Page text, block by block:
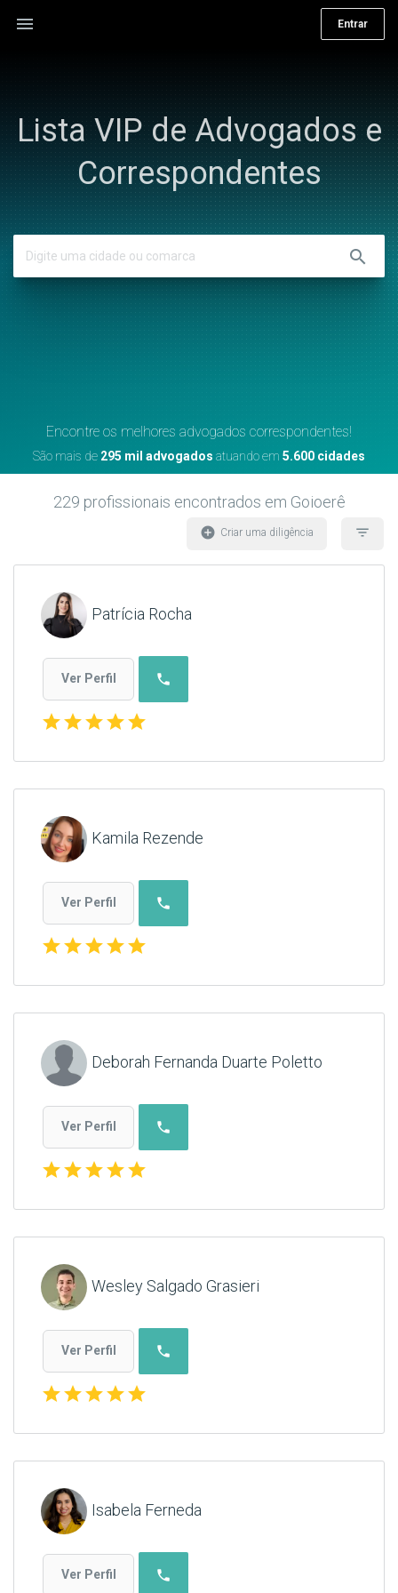
menu Entrar
Lista VIP de Advogados e
Correspondentes
search
Encontre os melhores advogados correspondentes!
São mais de 295 mil advogados atuando em 5.600 cidades
229 profissionais encontrados em Goioerê
filter_list
add_circle Criar uma diligência
Patrícia Rocha
Ver Perfil phone
starstarstarstarstar
Kamila Rezende
Ver Perfil phone
starstarstarstarstar
Deborah Fernanda Duarte Poletto
Ver Perfil phone
starstarstarstarstar
Wesley Salgado Grasieri
Ver Perfil phone
starstarstarstarstar
Isabela Ferneda
Ver Perfil phone